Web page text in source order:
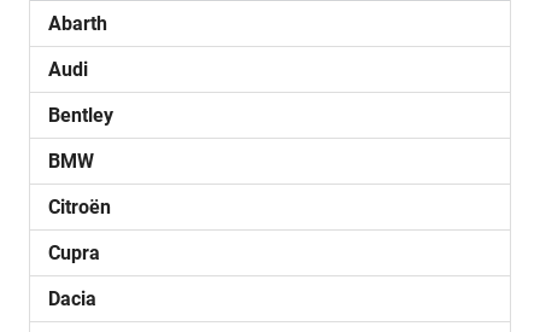
Abarth
Audi
Bentley
BMW
Citroën
Cupra
Dacia